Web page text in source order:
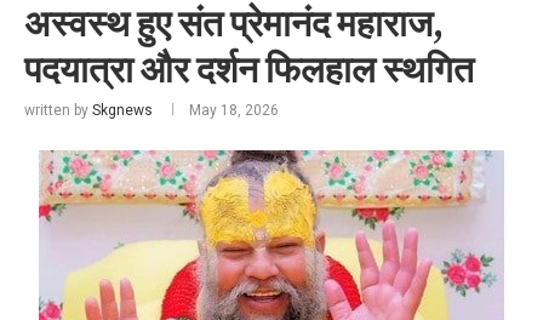
अस्वस्थ हुए संत प्रेमानंद महाराज,
पदयात्रा और दर्शन फिलहाल स्थगित
written by Skgnews May 18, 2026